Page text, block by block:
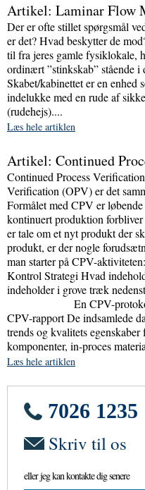
Artikel: Laminar Flow
Der er ofte stillet spørgsmål
er det? Hvad beskytter de
til fra jeres gamle fysiklokale,
ordinært ”stinkskab” stående i
Skabet/kabinettet er en enhed
indelukke med en rude af
(rudehejs)....
Læs hele artiklen
Artikel: Continued
Continued Process
Verification (OPV) er det
Formålet med CPV er
kontinuert produktion
er tale om et nyt produkt der
produkt, er der nogle
man starter på CPV-
Kontrol Strategi Hvad
indeholder i grove
En CPV-protokol
CPV-rapport De indsamlede
trends og kvalitets
komponenter, in-proces
Læs hele artiklen
7026 1235
Skriv til os
eller jeg kan kontakte dig senere